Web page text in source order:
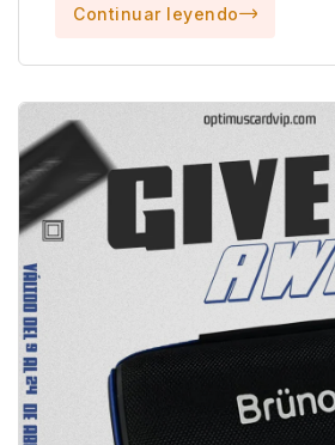
Continuar leyendo